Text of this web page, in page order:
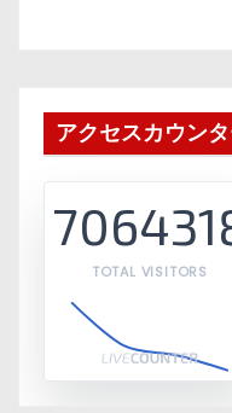
アクセスカウン
TOTAL VISITORS